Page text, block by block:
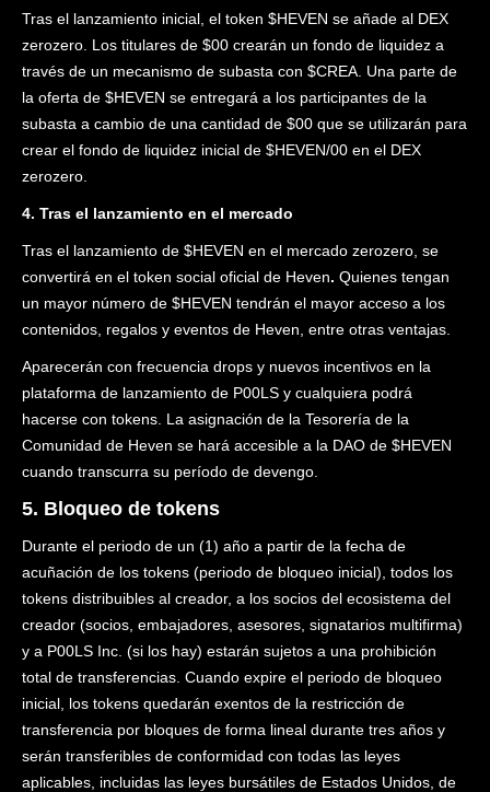
Tras el lanzamiento inicial, el token $HEVEN se añade al DEX
zerozero. Los titulares de $00 crearán un fondo de liquidez a
través de un mecanismo de subasta con $CREA. Una parte de
la oferta de $HEVEN se entregará a los participantes de la
subasta a cambio de una cantidad de $00 que se utilizarán para
crear el fondo de liquidez inicial de $HEVEN/00 en el DEX
zerozero.
4. Tras el lanzamiento en el mercado
Tras el lanzamiento de $HEVEN en el mercado zerozero, se
convertirá en el token social oficial de Heven. Quienes tengan
un mayor número de $HEVEN tendrán el mayor acceso a los
contenidos, regalos y eventos de Heven, entre otras ventajas.
Aparecerán con frecuencia drops y nuevos incentivos en la
plataforma de lanzamiento de P00LS y cualquiera podrá
hacerse con tokens. La asignación de la Tesorería de la
Comunidad de Heven se hará accesible a la DAO de $HEVEN
cuando transcurra su período de devengo.
5. Bloqueo de tokens
Durante el periodo de un (1) año a partir de la fecha de
acuñación de los tokens (periodo de bloqueo inicial), todos los
tokens distribuibles al creador, a los socios del ecosistema del
creador (socios, embajadores, asesores, signatarios multifirma)
y a P00LS Inc. (si los hay) estarán sujetos a una prohibición
total de transferencias. Cuando expire el periodo de bloqueo
inicial, los tokens quedarán exentos de la restricción de
transferencia por bloques de forma lineal durante tres años y
serán transferibles de conformidad con todas las leyes
aplicables, incluidas las leyes bursátiles de Estados Unidos, de